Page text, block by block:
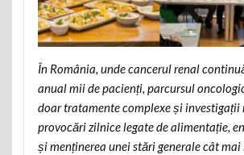
În România, unde cancerul renal
anual mii de pacienți, parcursul
doar tratamente complexe și investigații
provocări zilnice legate de alimentație,
și menținerea unei stări generale cât mai